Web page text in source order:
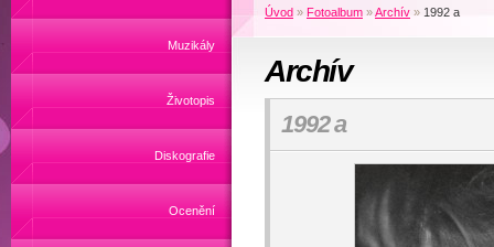
Muzikály
Životopis
Diskografie
Ocenění
Úvod » Fotoalbum »Archív » 1992 a
Archív
1992 a